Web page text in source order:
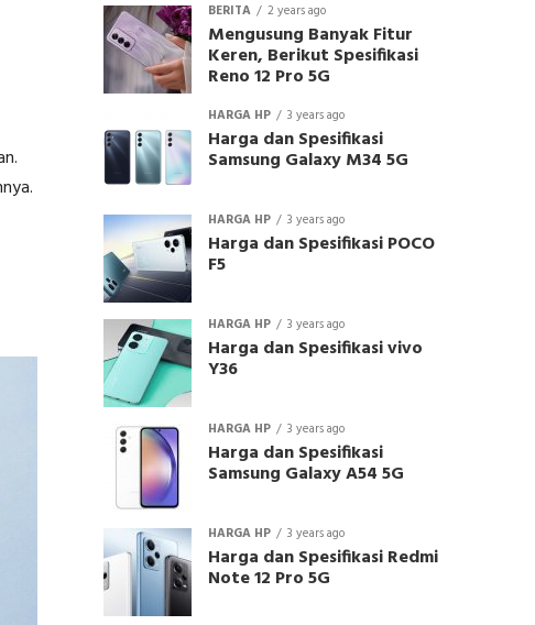
BERITA 2 years ago
Mengusung Banyak Fitur
Keren, Berikut Spesifikasi
Reno 12 Pro 5G
HARGA HP 3 years ago
Harga dan Spesifikasi
Samsung Galaxy M34 5G
HARGA HP 3 years ago
Harga dan Spesifikasi POCO
F5
HARGA HP 3 years ago
Harga dan Spesifikasi vivo
Y36
HARGA HP 3 years ago
Harga dan Spesifikasi
Samsung Galaxy A54 5G
HARGA HP 3 years ago
Harga dan Spesifikasi Redmi
Note 12 Pro 5G